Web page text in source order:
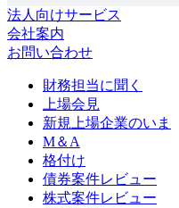
に
ス
キ
ッ
法人向けサービス
会社案内
お問い合わせ
財務担当に聞く
上場会見
新規上場企業のいま
M＆A
格付け
債券案件レビュー
株式案件レビュー